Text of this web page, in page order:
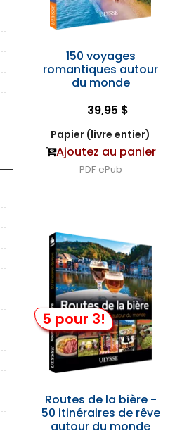
150 voyages
romantiques autour
du monde
39,95 $
Papier (livre entier)
Ajoutez au panier
PDF ePub
5 pour 3!
Routes de la bière -
50 itinéraires de rêve
autour du monde